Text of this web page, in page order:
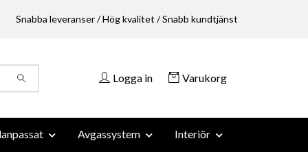
Snabba leveranser / Hög kvalitet / Snabb kundtjänst
Logga in Varukorg
Avgassystem Interiör